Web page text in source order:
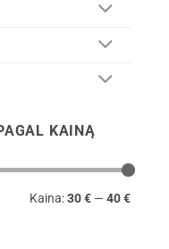
KAINĄ
Kaina:30 € — 40 €